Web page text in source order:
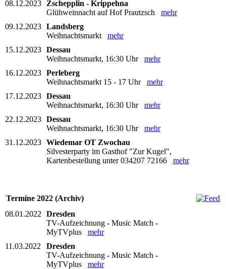
08.12.2023
Zschepplin - Krippehna
Glühweinnacht auf Hof Prautzsch mehr
09.12.2023 Landsberg
Weihnachtsmarkt mehr
15.12.2023 Dessau
Weihnachtsmarkt, 16:30 Uhr mehr
16.12.2023 Perleberg
Weihnachtsmarkt 15 - 17 Uhr mehr
17.12.2023 Dessau
Weihnachtsmarkt, 16:30 Uhr mehr
22.12.2023 Dessau
Weihnachtsmarkt, 16:30 Uhr mehr
31.12.2023 Wiedemar OT Zwochau
Silvesterparty im Gasthof "Zur Kugel",
Kartenbestellung unter 034207 72166 mehr
Termine 2022 (Archiv)
08.01.2022
Dresden
TV-Aufzeichnung - Music Match -
MyTVplus mehr
11.03.2022
Dresden
TV-Aufzeichnung - Music Match -
MyTVplus mehr